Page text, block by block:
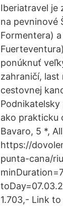
Iberiatravel je
na pevninové
Formentera)
ponúknuť
zahraničí, last
cestovnej
ako prakticku
Bavaro, 5 *,
https://
punta-cana/
1.703,- Link